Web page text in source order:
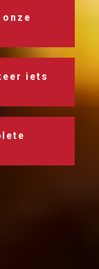
iets